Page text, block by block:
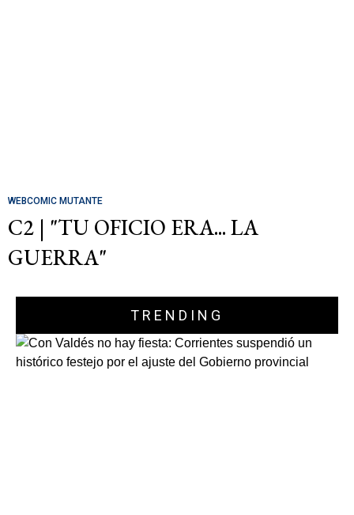
WEBCOMIC MUTANTE
C2 | "TU OFICIO ERA... LA
GUERRA"
TRENDING